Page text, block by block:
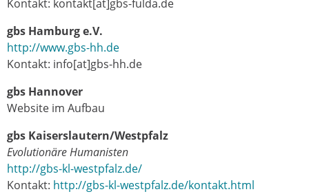
Kontakt: kontakt[at]gbs-fulda.de
gbs Hamburg e.V.
http://www.gbs-hh.de
Kontakt: info[at]gbs-hh.de
gbs Hannover
Website im Aufbau
gbs Kaiserslautern/Westpfalz
Evolutionäre Humanisten
http://gbs-kl-westpfalz.de/
Kontakt: http://gbs-kl-westpfalz.de/kontakt.html